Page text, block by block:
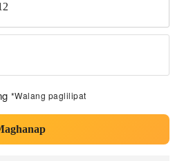
*Walang paglilipat